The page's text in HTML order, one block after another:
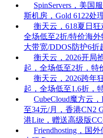
SpinServers，美国
斯机房，Gold 6122处
衡天云，618夏日狂
全场低至2折/特价海
大带宽/DDOS防护6折
衡天云，2026开局
起，全场低至2折，特
衡天云，2026跨年
起，全场低至1.6折，
CubeCloud魔方云
至34元/月，香港CN2
港Lite，赠送高级版
Friendhosting，国